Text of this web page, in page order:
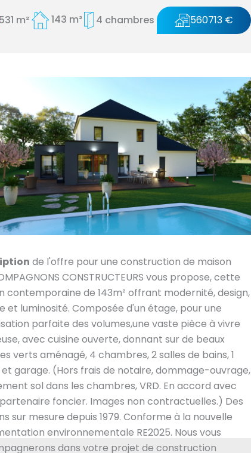
531 m² 143 m² 4 chambres 560713 €
de l'offre pour une construction de maison
CONSTRUCTEURS vous propose, cette
contemporaine de 143m² offrant modernité, design,
et luminosité. Composée d'un étage, pour une
parfaite des volumes,une vaste pièce à vivre
avec cuisine ouverte, donnant sur de beaux
verts aménagé, 4 chambres, 2 salles de bains, 1
garage. (Hors frais de notaire, dommage-ouvrage,
sol dans les chambres, VRD. En accord avec
foncier. Images non contractuelles.) Des
sur mesure depuis 1979. Conforme à la nouvelle
environnementale RE2025. Nous vous
dans votre projet de construction